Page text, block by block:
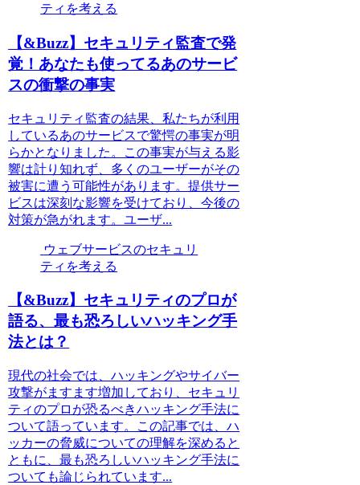
ティを考える
【&Buzz】セキュリティ監査で発
覚！あなたも使ってるあのサービ
スの衝撃の事実
セキュリティ監査の結果、私たちが利用
しているあのサービスで驚愕の事実が明
らかとなりました。この事実が与える影
響は計り知れず、多くのユーザーがその
被害に遭う可能性があります。提供サー
ビスは深刻な影響を受けており、今後の
対策が急がれます。ユーザ...
ウェブサービスのセキュリ
ティを考える
【&Buzz】セキュリティのプロが
語る、最も恐ろしいハッキング手
法とは？
現代の社会では、ハッキングやサイバー
攻撃がますます増加しており、セキュリ
ティのプロが恐るべきハッキング手法に
ついて語っています。この記事では、ハ
ッカーの脅威についての理解を深めると
ともに、最も恐ろしいハッキング手法に
ついても論じられています...